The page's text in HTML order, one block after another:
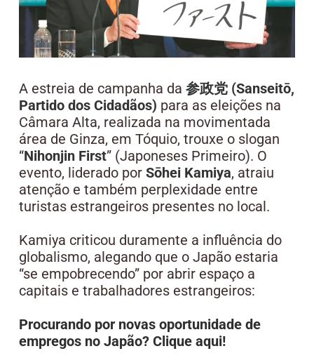
A estreia de campanha da 参政党 (Sanseitō,
Partido dos Cidadãos) para as eleições na
Câmara Alta, realizada na movimentada
área de Ginza, em Tóquio, trouxe o slogan
“Nihonjin First” (Japoneses Primeiro). O
evento, liderado por Sōhei Kamiya, atraiu
atenção e também perplexidade entre
turistas estrangeiros presentes no local.
Kamiya criticou duramente a influência do
globalismo, alegando que o Japão estaria
“se empobrecendo” por abrir espaço a
capitais e trabalhadores estrangeiros:
Procurando por novas oportunidade de
empregos no Japão? Clique aqui!